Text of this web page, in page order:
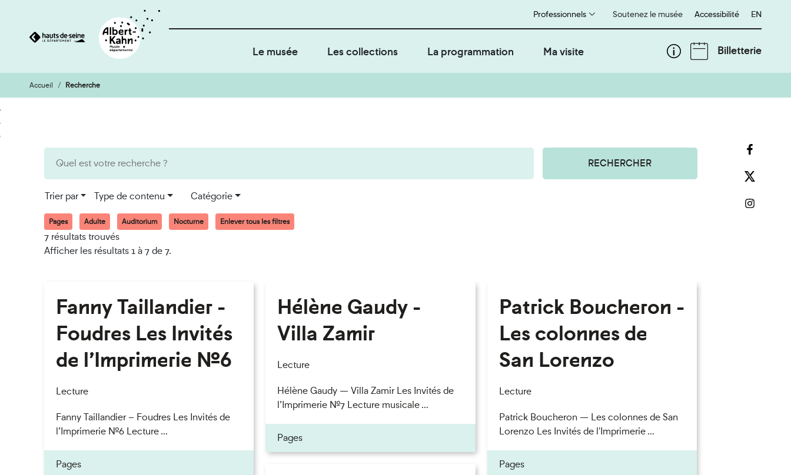
Aller
au
contenu
Aller
à
la
Soutenez le musée
Professionnels Accessibilité English
EN
Le musée Les collections La programmation Ma visite Billetterie
Accueil Recherche
RECHERCHER
Trier par Type de contenu Catégorie
Pages Adulte Auditorium Nocturne Enlever tous les filtres
7 résultats trouvés
Afficher les résultats 1 à 7 de 7.
Fanny Taillandier -
Foudres Les Invités
de l’Imprimerie n°6
Lecture
Fanny Taillandier – Foudres Les Invités de
l’Imprimerie n°6 Lecture ...
Pages
Hélène Gaudy -
Villa Zamir
Lecture
Hélène Gaudy — Villa Zamir Les Invités de
l’Imprimerie n°7 Lecture musicale ...
Pages
Patrick Boucheron -
Les colonnes de
San Lorenzo
Lecture
Patrick Boucheron — Les colonnes de San
Lorenzo Les Invités de l'Imprimerie ...
Pages